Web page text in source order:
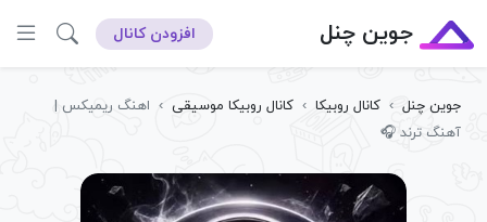
جوین چنل افزودن کانال
جوین چنل › کانال روبیکا › کانال روبیکا موسیقی › اهنگ ریمیکس |
آهنگ ترند 🎧